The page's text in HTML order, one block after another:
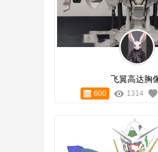
飞翼高达胸
600 1314